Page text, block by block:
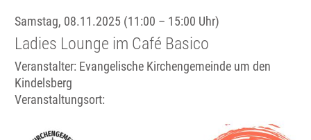
Samstag, 08.11.2025 (11:00 – 15:00 Uhr)
Ladies Lounge im Café Basico
Veranstalter: Evangelische Kirchengemeinde um den
Kindelsberg
Veranstaltungsort: